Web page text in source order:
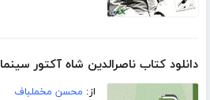
دانلود کتاب ناصرالدین شاه آكتور سینما
از: محسن مخملباف